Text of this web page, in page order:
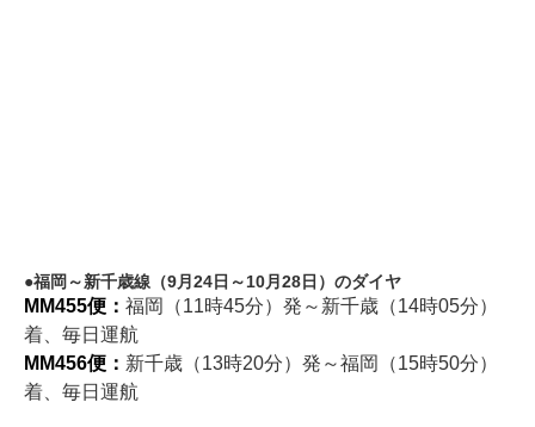
福岡～新千歳線（9月24日～10月28日）のダイヤ
MM455便： 福岡（11時45分）発～新千歳（14時05分）
着、毎日運航
MM456便： 新千歳（13時20分）発～福岡（15時50分）
着、毎日運航